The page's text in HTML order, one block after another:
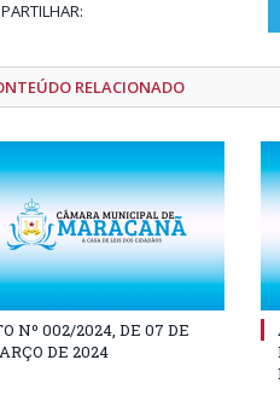
RELACIONADO
Nº 002/2024, DE 07 DE
DE 2024